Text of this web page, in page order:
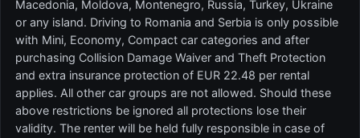
Macedonia, Moldova, Montenegro, Russia, Turkey, Ukraine
or any island. Driving to Romania and Serbia is only possible
with Mini, Economy, Compact car categories and after
purchasing Collision Damage Waiver and Theft Protection
and extra insurance protection of EUR 22.48 per rental
applies. All other car groups are not allowed. Should these
above restrictions be ignored all protections lose their
validity. The renter will be held fully responsible in case of